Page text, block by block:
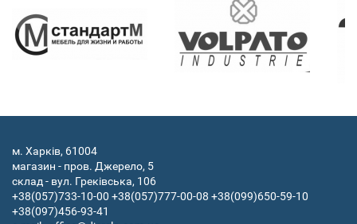
м. Харків, 61004
магазин - пров. Джерело, 5
склад - вул. Греківська, 106
+38(057)733-10-00 +38(057)777-00-08 +38(099)650-59-10
+38(097)456-93-41